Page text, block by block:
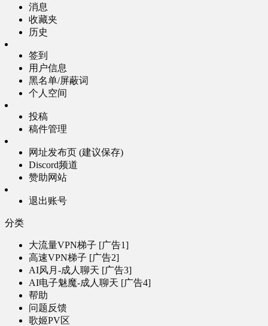
消息
收藏夹
历史
签到
用户信息
黑名单/屏蔽词
个人空间
投稿
稿件管理
网址发布页 (建议保存)
Discord频道
赞助网站
退出账号
分类
大流量VPN梯子 [广告1]
高速VPN梯子 [广告2]
AI风月-成人聊天 [广告3]
AI电子魅魔-成人聊天 [广告4]
帮助
问题反馈
歌姬PV区